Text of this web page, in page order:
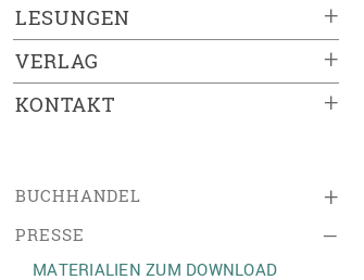
+
LESUNGEN
+
VERLAG
+
KONTAKT
+
BUCHHANDEL
–
PRESSE
MATERIALIEN ZUM DOWNLOAD